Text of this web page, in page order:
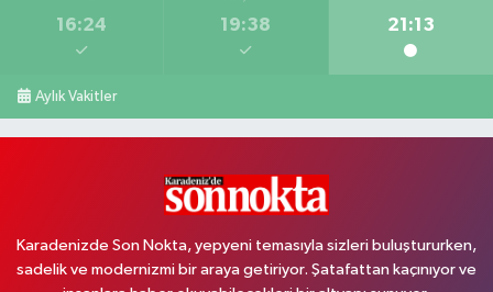
16:24 19:38 21:13
Aylık Vakitler
Karadenizde Son Nokta, yepyeni temasıyla sizleri buluştururken,
sadelik ve modernizmi bir araya getiriyor. Şatafattan kaçınıyor ve